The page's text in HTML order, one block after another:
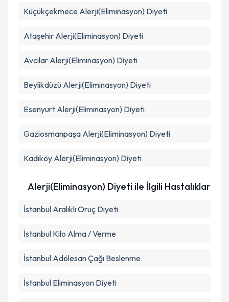
Küçükçekmece Alerji(Eliminasyon) Diyeti
Ataşehir Alerji(Eliminasyon) Diyeti
Avcılar Alerji(Eliminasyon) Diyeti
Beylikdüzü Alerji(Eliminasyon) Diyeti
Esenyurt Alerji(Eliminasyon) Diyeti
Gaziosmanpaşa Alerji(Eliminasyon) Diyeti
Kadıköy Alerji(Eliminasyon) Diyeti
Alerji(Eliminasyon) Diyeti ile İlgili Hastalıklar
İstanbul Aralıklı Oruç Diyeti
İstanbul Kilo Alma / Verme
İstanbul Adölesan Çağı Beslenme
İstanbul Eliminasyon Diyeti